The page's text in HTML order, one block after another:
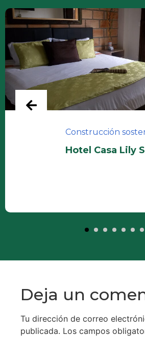
Construcción
Hotel Casa Lily
Deja un
Tu dirección de correo
publicada. Los campos